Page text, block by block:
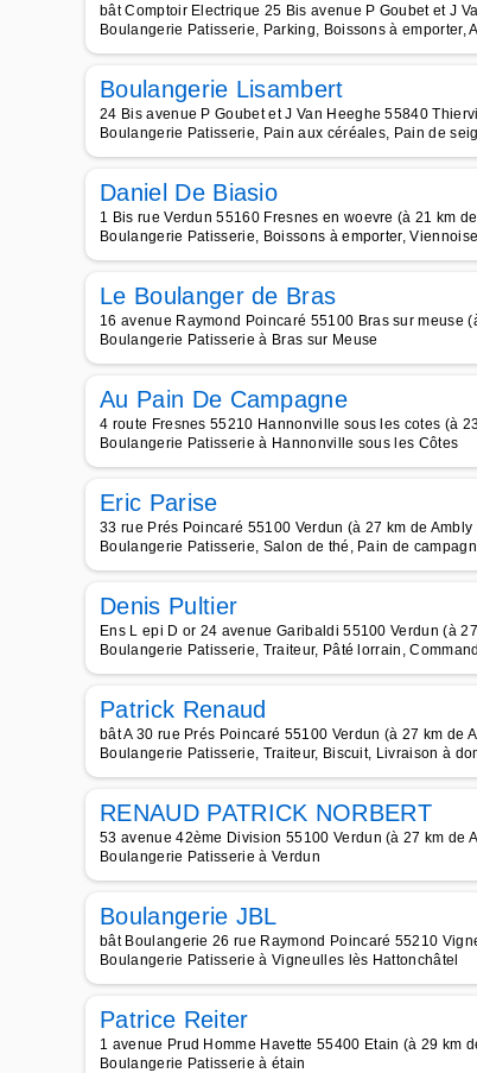
bât Comptoir Electrique 25 Bis avenue P Goubet et J
Boulangerie Patisserie, Parking, Boissons à emporter,
Boulangerie Lisambert
24 Bis avenue P Goubet et J Van Heeghe 55840
Boulangerie Patisserie, Pain aux céréales, Pain de
Daniel De Biasio
1 Bis rue Verdun 55160 Fresnes en woevre (à 21 km
Boulangerie Patisserie, Boissons à emporter,
Le Boulanger de Bras
16 avenue Raymond Poincaré 55100 Bras sur meuse
Boulangerie Patisserie à Bras sur Meuse
Au Pain De Campagne
4 route Fresnes 55210 Hannonville sous les cotes (à
Boulangerie Patisserie à Hannonville sous les Côtes
Eric Parise
33 rue Prés Poincaré 55100 Verdun (à 27 km de Ambly
Boulangerie Patisserie, Salon de thé, Pain de
Denis Pultier
Ens L epi D or 24 avenue Garibaldi 55100 Verdun (à
Boulangerie Patisserie, Traiteur, Pâté lorrain,
Patrick Renaud
bât A 30 rue Prés Poincaré 55100 Verdun (à 27 km de
Boulangerie Patisserie, Traiteur, Biscuit, Livraison à
RENAUD PATRICK NORBERT
53 avenue 42ème Division 55100 Verdun (à 27 km de
Boulangerie Patisserie à Verdun
Boulangerie JBL
bât Boulangerie 26 rue Raymond Poincaré 55210
Boulangerie Patisserie à Vigneulles lès Hattonchâtel
Patrice Reiter
1 avenue Prud Homme Havette 55400 Etain (à 29 km
Boulangerie Patisserie à étain